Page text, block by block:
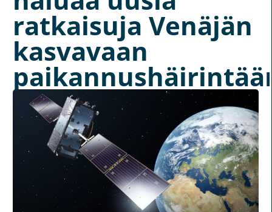
ratkaisuja Venäjän
kasvavaan